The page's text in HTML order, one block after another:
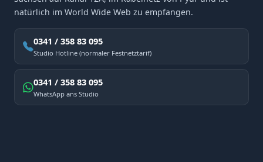
natürlich im World Wide Web zu empfangen.
0341 / 358 83 095
Studio Hotline (normaler Festnetztarif)
0341 / 358 83 095
WhatsApp ans Studio